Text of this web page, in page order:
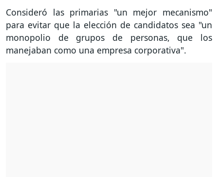
Consideró las primarias "un mejor mecanismo"
para evitar que la elección de candidatos sea "un
monopolio de grupos de personas, que los
manejaban como una empresa corporativa".